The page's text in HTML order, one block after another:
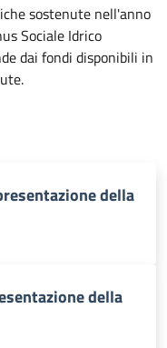
sostenute nell'anno
Sociale Idrico
dai fondi disponibili in
della
della